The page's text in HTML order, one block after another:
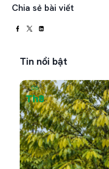
Chia sẻ bài viết
Tin nổi bật
06
Th8